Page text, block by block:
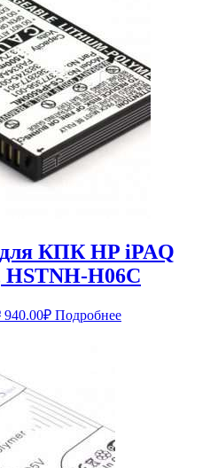
КПК HP iPAQ
H06C
Первоначальная
940.00₽Текущая
Подробнее